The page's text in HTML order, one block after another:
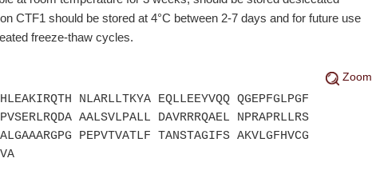
CTF1 should be stored at 4°C between 2-7 days and for future use
freeze-thaw cycles.
Zoom
NLARLLTKYA EQLLEEYVQQ QGEPFGLPGF
AALSVLPALL DAVRRRQAEL NPRAPRLLRS
PEPVTVATLF TANSTAGIFS AKVLGFHVCG